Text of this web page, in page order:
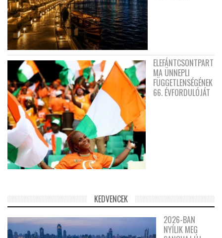
ELEFÁNTCSONTPART
MA ÜNNEPLI
FÜGGETLENSÉGÉNEK
66. ÉVFORDULÓJÁT
KEDVENCEK
2026-BAN
NYÍLIK MEG